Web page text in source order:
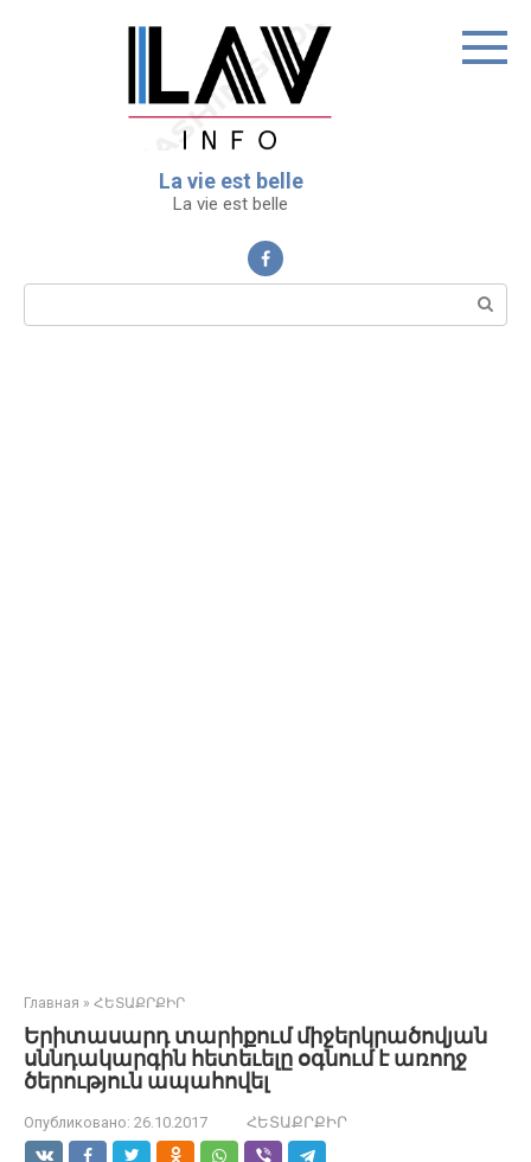
La vie est belle
La vie est belle
Поиск:
Главная » ՀԵՏԱՔՐՔԻՐ
Երիտասարդ տարիքում միջերկրածովյան
սննդակարգին հետեւելը օգնում է առողջ
ծերություն ապահովել
Опубликовано: 26.10.2017 ՀԵՏԱՔՐՔԻՐ